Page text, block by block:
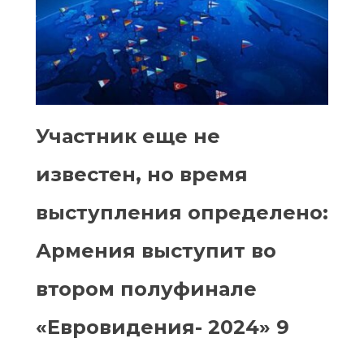
Участник еще не
известен, но время
выступления определено:
Армения выступит во
втором полуфинале
«Евровидения- 2024» 9